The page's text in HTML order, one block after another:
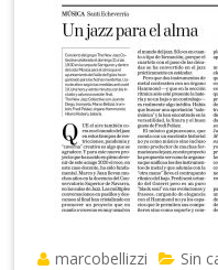
marcobellizzi Sin